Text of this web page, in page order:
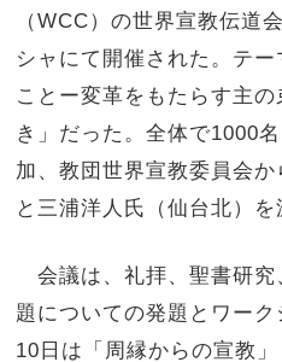
（WCC）の世界宣教伝道
シャにて開催された。テ
ことー変革をもたらす主
き」だった。全体で1000
加、教団世界宣教委員会か
と三浦洋人氏（仙台北）を
会議は、礼拝、聖書研究
題についての発題とワー
10日は「周縁からの宣教